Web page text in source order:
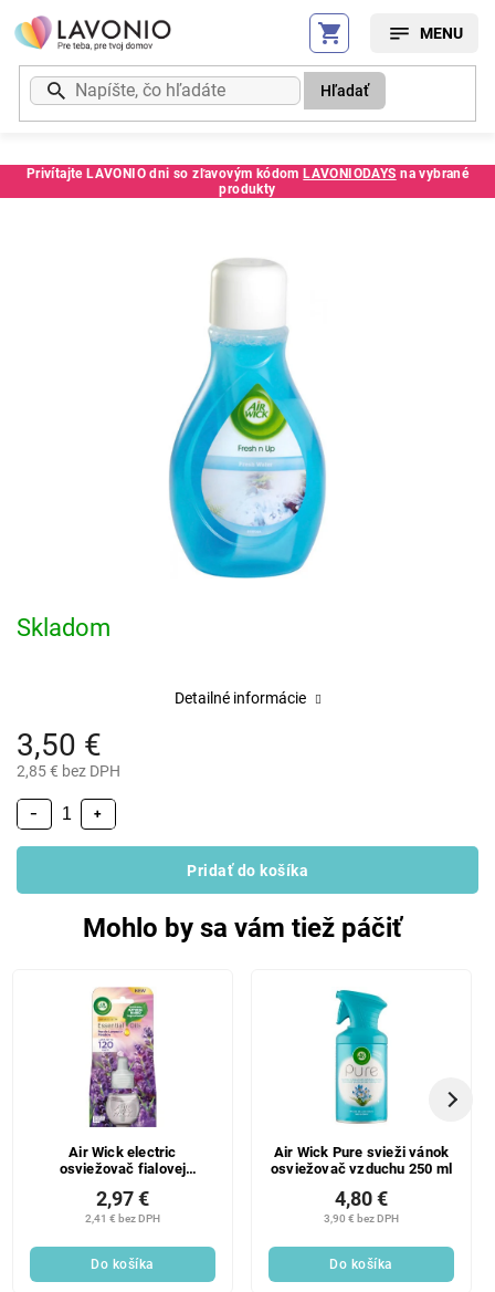
Prejsť
na
obsah
Privítajte LAVONIO dni so zľavovým kódom LAVONIODAYS na vybrané
produkty
Hľadať
Kód: 65673
3,50 €
2,85 € bez DPH
Skladom
+
−
Pridať do košíka
Detailné informácie
Mohlo by sa vám tiež páčiť
Air Wick electric
osviežovač fialovej
ml
2,41 € bez DPH
2,97 €
Do košíka
Air Wick Pure svieži vánok
osviežovač vzduchu 250 ml
3,90 € bez DPH
4,80 €
Do košíka